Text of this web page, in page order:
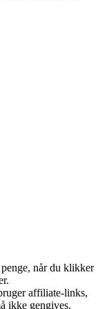
når du klikker
affiliate-links,
ikke gengives,